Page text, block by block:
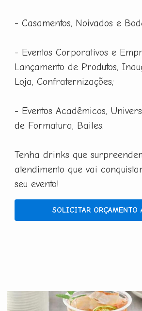
- Casamentos, Noivados e
- Eventos Corporativos e
Lançamento de Produtos,
Loja, Confraternizações;
- Eventos Acadêmicos,
de Formatura, Bailes.
Tenha drinks que
atendimento que vai
seu evento!
SOLICITAR ORÇAMENTO